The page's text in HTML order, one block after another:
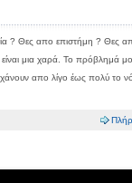
? Θες απο επιστήμη ? Θες
μια χαρά. Το πρόβλημά
χάνουν απο λίγο έως πολύ το